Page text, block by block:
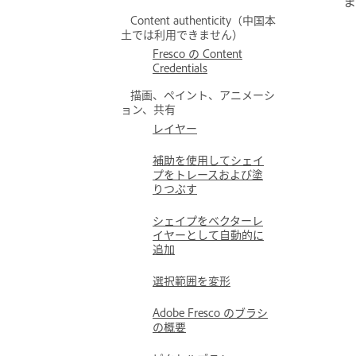
Content authenticity（中国本
土では利用できません）
Fresco の Content
Credentials
描画、ペイント、アニメーシ
ョン、共有
レイヤー
補助を使用してシェイ
プをトレースおよび塗
りつぶす
シェイプをベクターレ
イヤーとして自動的に
追加
選択範囲を変形
Adobe Fresco のブラシ
の概要